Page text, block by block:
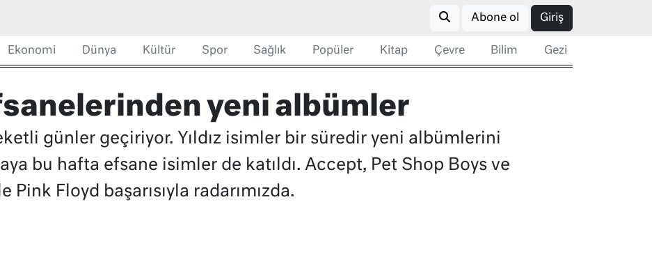
Abone ol Giriş
Ekonomi Dünya Kültür Spor Sağlık Popüler Kitap Çevre Bilim Gezi
yeni albümler
günler geçiriyor. Yıldız isimler bir süredir yeni albümlerini
bu hafta efsane isimler de katıldı. Accept, Pet Shop Boys ve
Pink Floyd başarısıyla radarımızda.